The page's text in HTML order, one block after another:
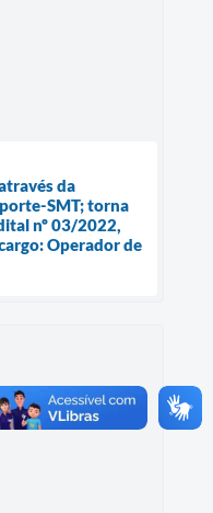
da
SMT; torna
nº 03/2022,
Operador de